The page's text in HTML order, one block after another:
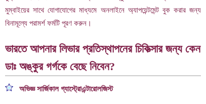
মুম্বাইয়ের সাথে যোগাযোগের মাধ্যমে অনলাইনে অ্যাপয়েন্টমেন্ট বুক করার জন্য
বিনামূল্যে পরামর্শ ফর্মটি পূরণ করুন।
ভারতে আপনার লিভার প্রতিস্থাপনের চিকিত্সার জন্য কেন
ডাঃ অঙ্কুর গর্গকে বেছে নিবেন?
অভিজ্ঞ সার্জিকাল গ্যাস্ট্রোএন্টারোলজিস্ট